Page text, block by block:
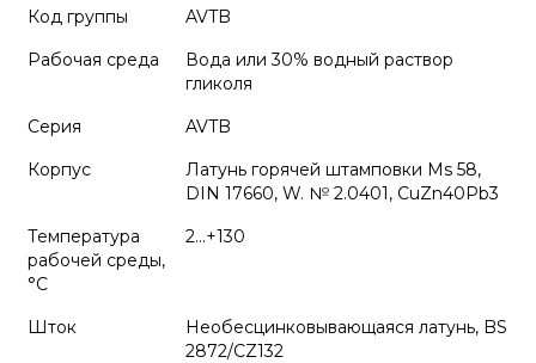
Код группы
AVTB
Рабочая среда
Вода или 30% водный раствор
гликоля
Серия
AVTB
Корпус
Латунь горячей штамповки Ms 58,
DIN 17660, W. № 2.0401, CuZn40Pb3
Температура
рабочей среды,
°С
2...+130
Шток
Необесцинковывающаяся латунь, BS
2872/СZ132